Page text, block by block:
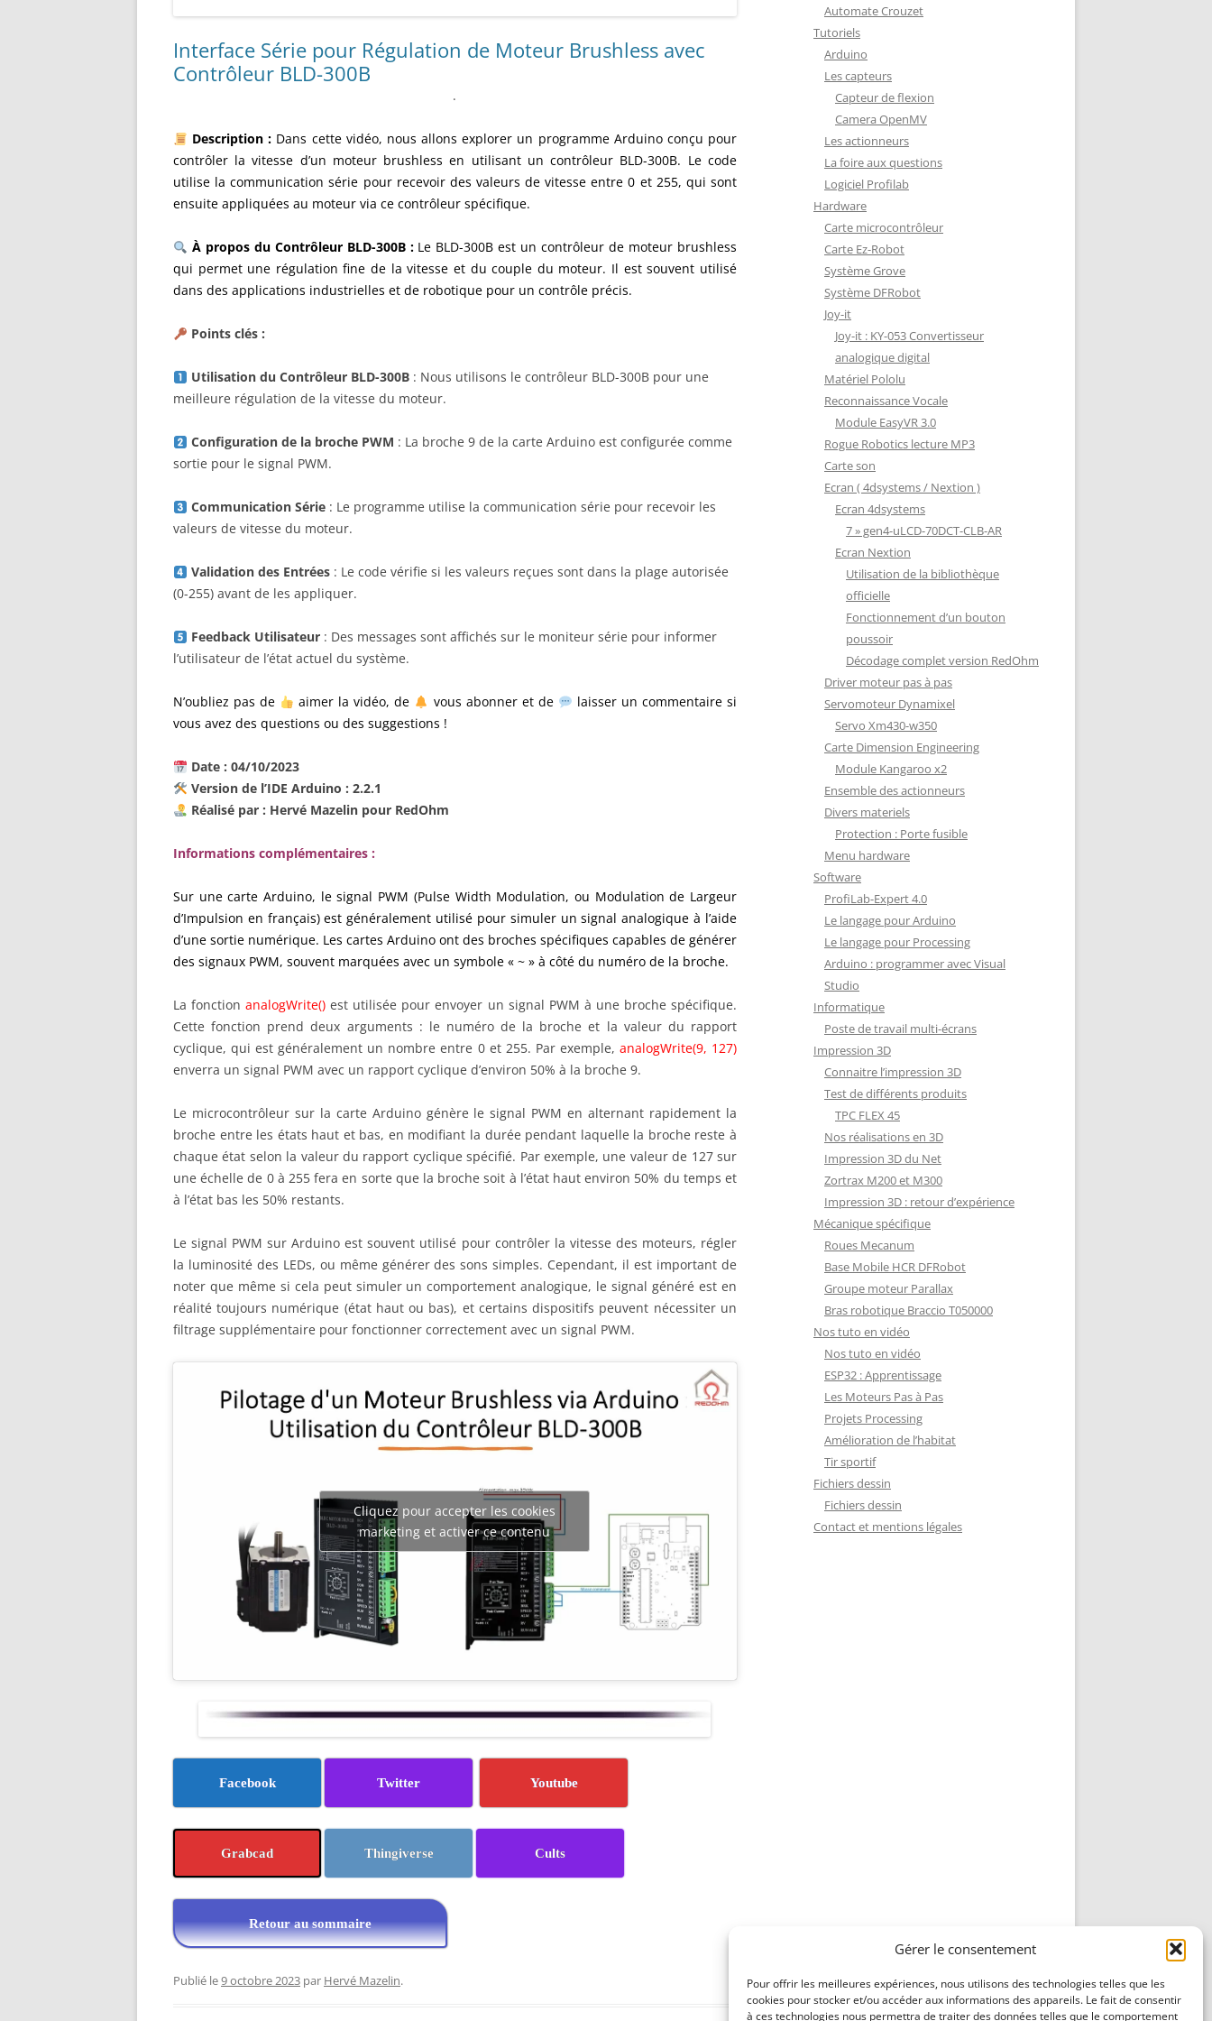
Gérer le consentement
Pour offrir les meilleures expériences, nous utilisons des technologies telles que les
cookies pour stocker et/ou accéder aux informations des appareils. Le fait de consentir
à ces technologies nous permettra de traiter des données telles que le comportement
ENSEMBLE DES ACTIONNEURS
DIVERS MATERIELS PROTECTION : PORTE FUSIBLE
Interface Série pour Régulation de Moteur Brushless avec
Contrôleur BLD-300B
.
Description : Dans cette vidéo, nous allons explorer un programme Arduino conçu pour
contrôler la vitesse d’un moteur brushless en utilisant un contrôleur BLD-300B. Le code
utilise la communication série pour recevoir des valeurs de vitesse entre 0 et 255, qui sont
ensuite appliquées au moteur via ce contrôleur spécifique.
À propos du Contrôleur BLD-300B :Le BLD-300B est un contrôleur de moteur brushless
qui permet une régulation fine de la vitesse et du couple du moteur. Il est souvent utilisé
dans des applications industrielles et de robotique pour un contrôle précis.
Points clés :
Utilisation du Contrôleur BLD-300B: Nous utilisons le contrôleur BLD-300B pour une
meilleure régulation de la vitesse du moteur.
Configuration de la broche PWM : La broche 9 de la carte Arduino est configurée comme
sortie pour le signal PWM.
Communication Série: Le programme utilise la communication série pour recevoir les
valeurs de vitesse du moteur.
Validation des Entrées: Le code vérifie si les valeurs reçues sont dans la plage autorisée
(0-255) avant de les appliquer.
Feedback Utilisateur: Des messages sont affichés sur le moniteur série pour informer
l’utilisateur de l’état actuel du système.
N’oubliez pas de aimer la vidéo, de vous abonner et de
laisser un commentaire si
vous avez des questions ou des suggestions !
Date : 04/10/2023
Version de l’IDE Arduino : 2.2.1
Réalisé par : Hervé Mazelin pour RedOhm
Informations complémentaires :
Sur une carte Arduino, le signal PWM (Pulse Width Modulation, ou Modulation de Largeur
d’Impulsion en français) est généralement utilisé pour simuler un signal analogique à l’aide
d’une sortie numérique. Les cartes Arduino ont des broches spécifiques capables de générer
des signaux PWM, souvent marquées avec un symbole « ~ » à côté du numéro de la broche.
La fonctionanalogWrite() est utilisée pour envoyer un signal PWM à une broche spécifique.
Cette fonction prend deux arguments : le numéro de la broche et la valeur du rapport
cyclique, qui est généralement un nombre entre 0 et 255. Par exemple, analogWrite(9, 127)
enverra un signal PWM avec un rapport cyclique d’environ 50% à la broche 9.
Le microcontrôleur sur la carte Arduino génère le signal PWM en alternant rapidement la
broche entre les états haut et bas, en modifiant la durée pendant laquelle la broche reste à
chaque état selon la valeur du rapport cyclique spécifié. Par exemple, une valeur de 127 sur
une échelle de 0 à 255 fera en sorte que la broche soit à l’état haut environ 50% du temps et
à l’état bas les 50% restants.
Le signal PWM sur Arduino est souvent utilisé pour contrôler la vitesse des moteurs, régler
la luminosité des LEDs, ou même générer des sons simples. Cependant, il est important de
noter que même si cela peut simuler un comportement analogique, le signal généré est en
réalité toujours numérique (état haut ou bas), et certains dispositifs peuvent nécessiter un
filtrage supplémentaire pour fonctionner correctement avec un signal PWM.
Cliquez pour accepter les cookies
marketing et activer ce contenu
Facebook Twitter Youtube
Grabcad Thingiverse Cults
Retour au sommaire
Publié le9 octobre 2023 par Hervé Mazelin.
Automate Crouzet
Tutoriels
Arduino
Les capteurs
Capteur de flexion
Camera OpenMV
Les actionneurs
La foire aux questions
Logiciel Profilab
Hardware
Carte microcontrôleur
Carte Ez-Robot
Système Grove
Système DFRobot
Joy-it
Joy-it : KY-053 Convertisseur
analogique digital
Matériel Pololu
Reconnaissance Vocale
Module EasyVR 3.0
Rogue Robotics lecture MP3
Carte son
Ecran ( 4dsystems / Nextion )
Ecran 4dsystems
7 » gen4-uLCD-70DCT-CLB-AR
Ecran Nextion
Utilisation de la bibliothèque
officielle
Fonctionnement d’un bouton
poussoir
Décodage complet version RedOhm
Driver moteur pas à pas
Servomoteur Dynamixel
Servo Xm430-w350
Carte Dimension Engineering
Module Kangaroo x2
Ensemble des actionneurs
Divers materiels
Protection : Porte fusible
Menu hardware
Software
ProfiLab-Expert 4.0
Le langage pour Arduino
Le langage pour Processing
Arduino : programmer avec Visual
Studio
Informatique
Poste de travail multi-écrans
Impression 3D
Connaitre l’impression 3D
Test de différents produits
TPC FLEX 45
Nos réalisations en 3D
Impression 3D du Net
Zortrax M200 et M300
Impression 3D : retour d’expérience
Mécanique spécifique
Roues Mecanum
Base Mobile HCR DFRobot
Groupe moteur Parallax
Bras robotique Braccio T050000
Nos tuto en vidéo
Nos tuto en vidéo
ESP32 : Apprentissage
Les Moteurs Pas à Pas
Projets Processing
Amélioration de l’habitat
Tir sportif
Fichiers dessin
Fichiers dessin
Contact et mentions légales